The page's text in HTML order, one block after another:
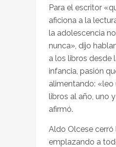
Para el escritor
aficiona a la
la adolescencia
nunca», dijo
a los libros desde
infancia, pasión
alimentando: «leo
libros al año, uno
afirmó.
Aldo Olcese cerró
emplazando a